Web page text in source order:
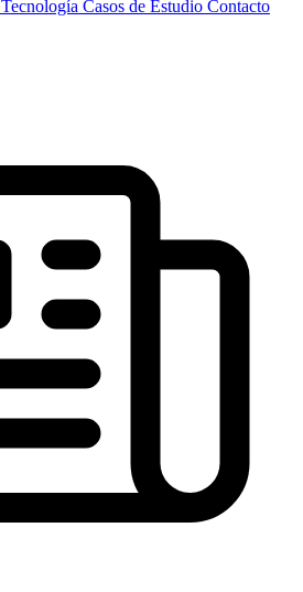
Tecnología Casos de Estudio Contacto